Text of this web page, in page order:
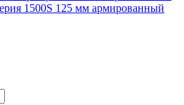
1500S 125 мм армированный